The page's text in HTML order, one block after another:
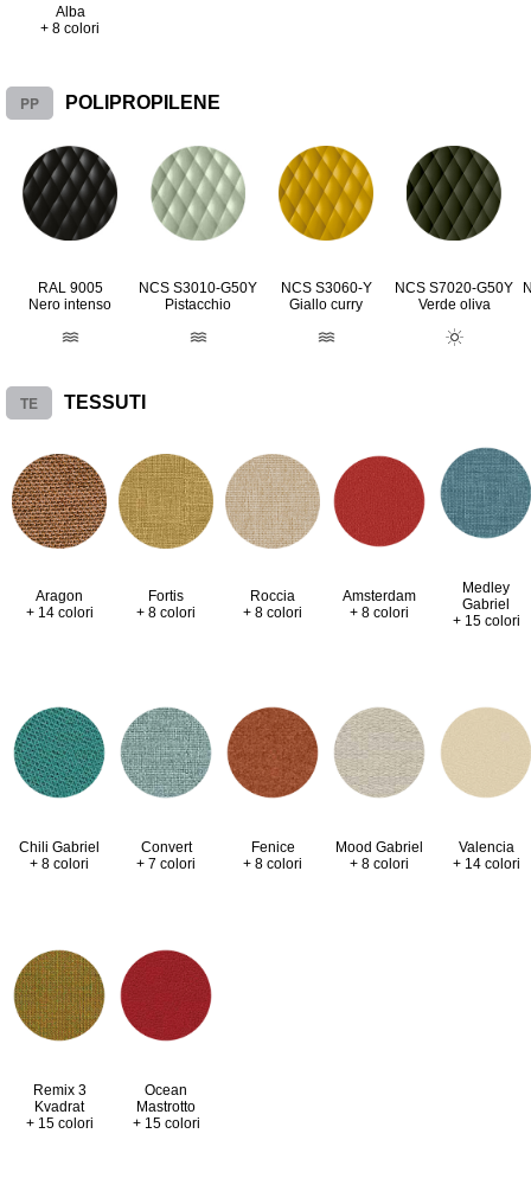
Alba
+ 8 colori
PP POLIPROPILENE
RAL 9005
Nero intenso
NCS S3010-G50Y
Pistacchio
NCS S3060-Y
Giallo curry
NCS S7020-G50Y
Verde oliva
TE TESSUTI
Aragon
+ 14 colori
Fortis
+ 8 colori
Roccia
+ 8 colori
Amsterdam
+ 8 colori
Medley
Gabriel
+ 15 colori
Chili Gabriel
+ 8 colori
Convert
+ 7 colori
Fenice
+ 8 colori
Mood Gabriel
+ 8 colori
Valencia
+ 14 colori
Remix 3
Kvadrat
+ 15 colori
Ocean
Mastrotto
+ 15 colori